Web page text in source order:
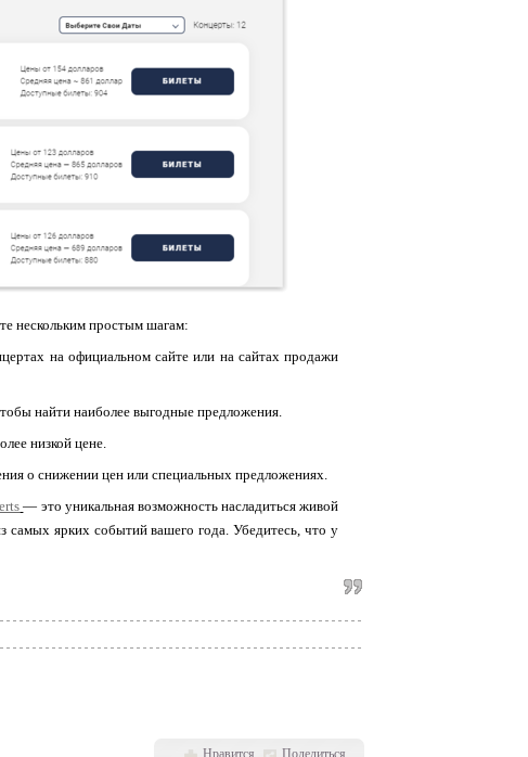
нескольким простым шагам:
на официальном сайте или на сайтах продажи
найти наиболее выгодные предложения.
низкой цене.
о снижении цен или специальных предложениях.
— это уникальная возможность насладиться живой
ярких событий вашего года. Убедитесь, что у
Нравится Поделиться